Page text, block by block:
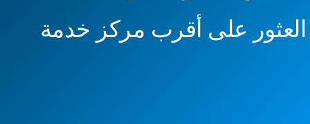
العثور على أقرب مركز خدمة